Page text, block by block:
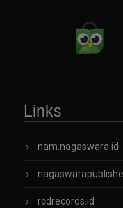
Links
nam.nagaswara.id
rcdrecords.id